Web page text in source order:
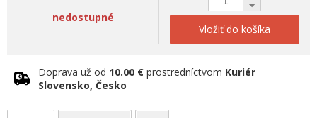
nedostupné
Vložiť do košíka
Doprava už od 10.00 € prostredníctvom Kuriér
Slovensko, Česko